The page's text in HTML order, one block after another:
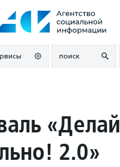
поиск
«Делай
2.0»